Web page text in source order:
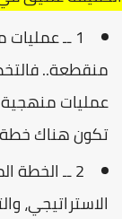
1 ــ
منقطعة..
عمليات
تكون هناك خطة
2 ــ
الاستراتيجي،